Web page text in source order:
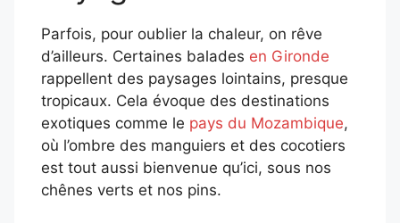
Parfois, pour oublier la chaleur, on rêve
d’ailleurs. Certaines balades en Gironde
rappellent des paysages lointains, presque
tropicaux. Cela évoque des destinations
exotiques comme le pays du Mozambique,
où l’ombre des manguiers et des cocotiers
est tout aussi bienvenue qu’ici, sous nos
chênes verts et nos pins.